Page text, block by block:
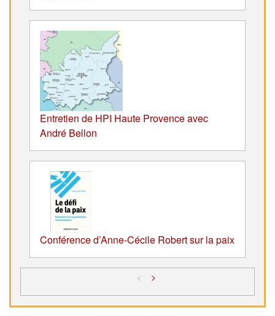
Entretien de HPI Haute Provence avec
André Bellon
Conférence d’Anne-Cécile Robert sur la paix
< >